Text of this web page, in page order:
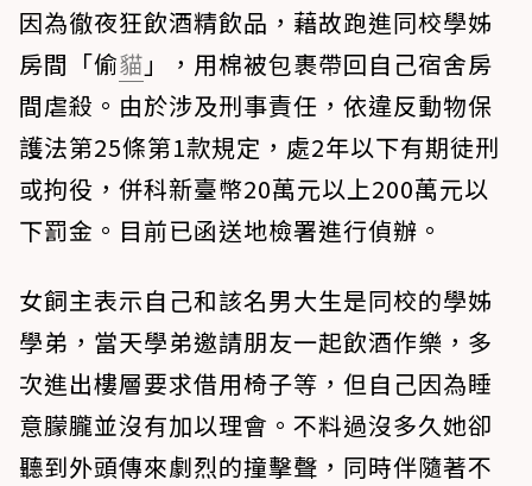
因為徹夜狂飲酒精飲品，藉故跑進同校學姊
房間「偷貓 」，用棉被包裹帶回自己宿舍房
間虐殺。由於涉及刑事責任，依違反動物保
護法第25條第1款規定，處2年以下有期徒刑
或拘役，併科新臺幣20萬元以上200萬元以
下罰金。目前已函送地檢署進行偵辦。
女飼主表示自己和該名男大生是同校的學姊
學弟，當天學弟邀請朋友一起飲酒作樂，多
次進出樓層要求借用椅子等，但自己因為睡
意朦朧並沒有加以理會。不料過沒多久她卻
聽到外頭傳來劇烈的撞擊聲，同時伴隨著不